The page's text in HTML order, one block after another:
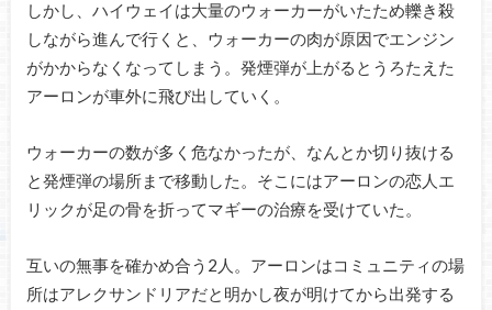
しかし、ハイウェイは大量のウォーカーがいたため轢き殺
しながら進んで行くと、ウォーカーの肉が原因でエンジン
がかからなくなってしまう。発煙弾が上がるとうろたえた
アーロンが車外に飛び出していく。
ウォーカーの数が多く危なかったが、なんとか切り抜ける
と発煙弾の場所まで移動した。そこにはアーロンの恋人エ
リックが足の骨を折ってマギーの治療を受けていた。
互いの無事を確かめ合う2人。アーロンはコミュニティの場
所はアレクサンドリアだと明かし夜が明けてから出発する